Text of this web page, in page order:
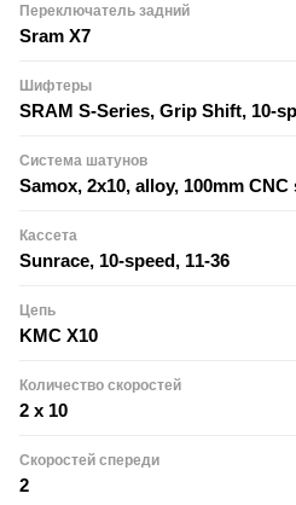
Переключатель задний
Sram X7
Шифтеры
SRAM S-Series, Grip Shift, 10-
Система шатунов
Samox, 2x10, alloy, 100mm
Кассета
Sunrace, 10-speed, 11-36
Цепь
KMC X10
Количество скоростей
2 x 10
Скоростей спереди
2